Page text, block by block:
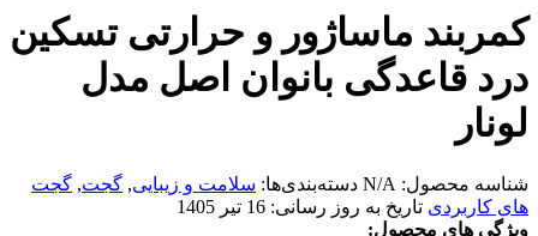
کمربند ماساژور و حرارتی تسکین
درد قاعدگی بانوان اصل مدل
لونار
شناسه محصول: N/A دسته‌بندی‌ها: سلامت و زیبایی, گجت, گجت
های کاربردی تاریخ به روز رسانی: 16 تیر 1405
ویژگی های محصول: